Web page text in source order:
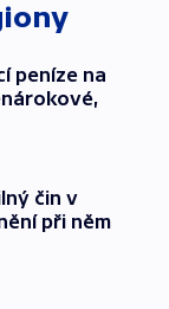
peníze na
čin v
při něm